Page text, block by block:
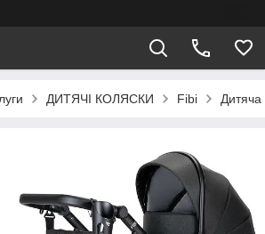
ДИТЯЧІ КОЛЯСКИ Fibi Дитяча